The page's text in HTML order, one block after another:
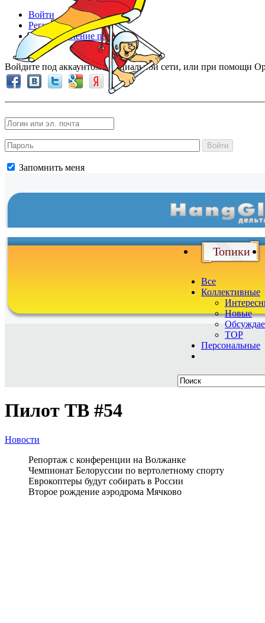
Войти
Регистрация
Восстановление пароля
Войдите под аккаунтом в социальной сети, или при помощи
Войти
Запомнить меня
Топики
Все
Коллективные
Новые
TOP
Персональные
Пилот ТВ #54
Новости
Репортаж с конференции на Волжанке
Чемпионат Белоруссии по вертолетному спорту
Еврокоптеры будут собирать в России
Второе рождение аэродрома Мячково